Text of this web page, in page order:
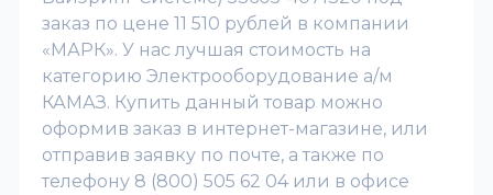
заказ по цене 11 510 рублей в компании
«МАРК». У нас лучшая стоимость на
категорию Электрооборудование а/м
КАМАЗ. Купить данный товар можно
оформив заказ в интернет-магазине, или
отправив заявку по почте, а также по
телефону 8 (800) 505 62 04 или в офисе